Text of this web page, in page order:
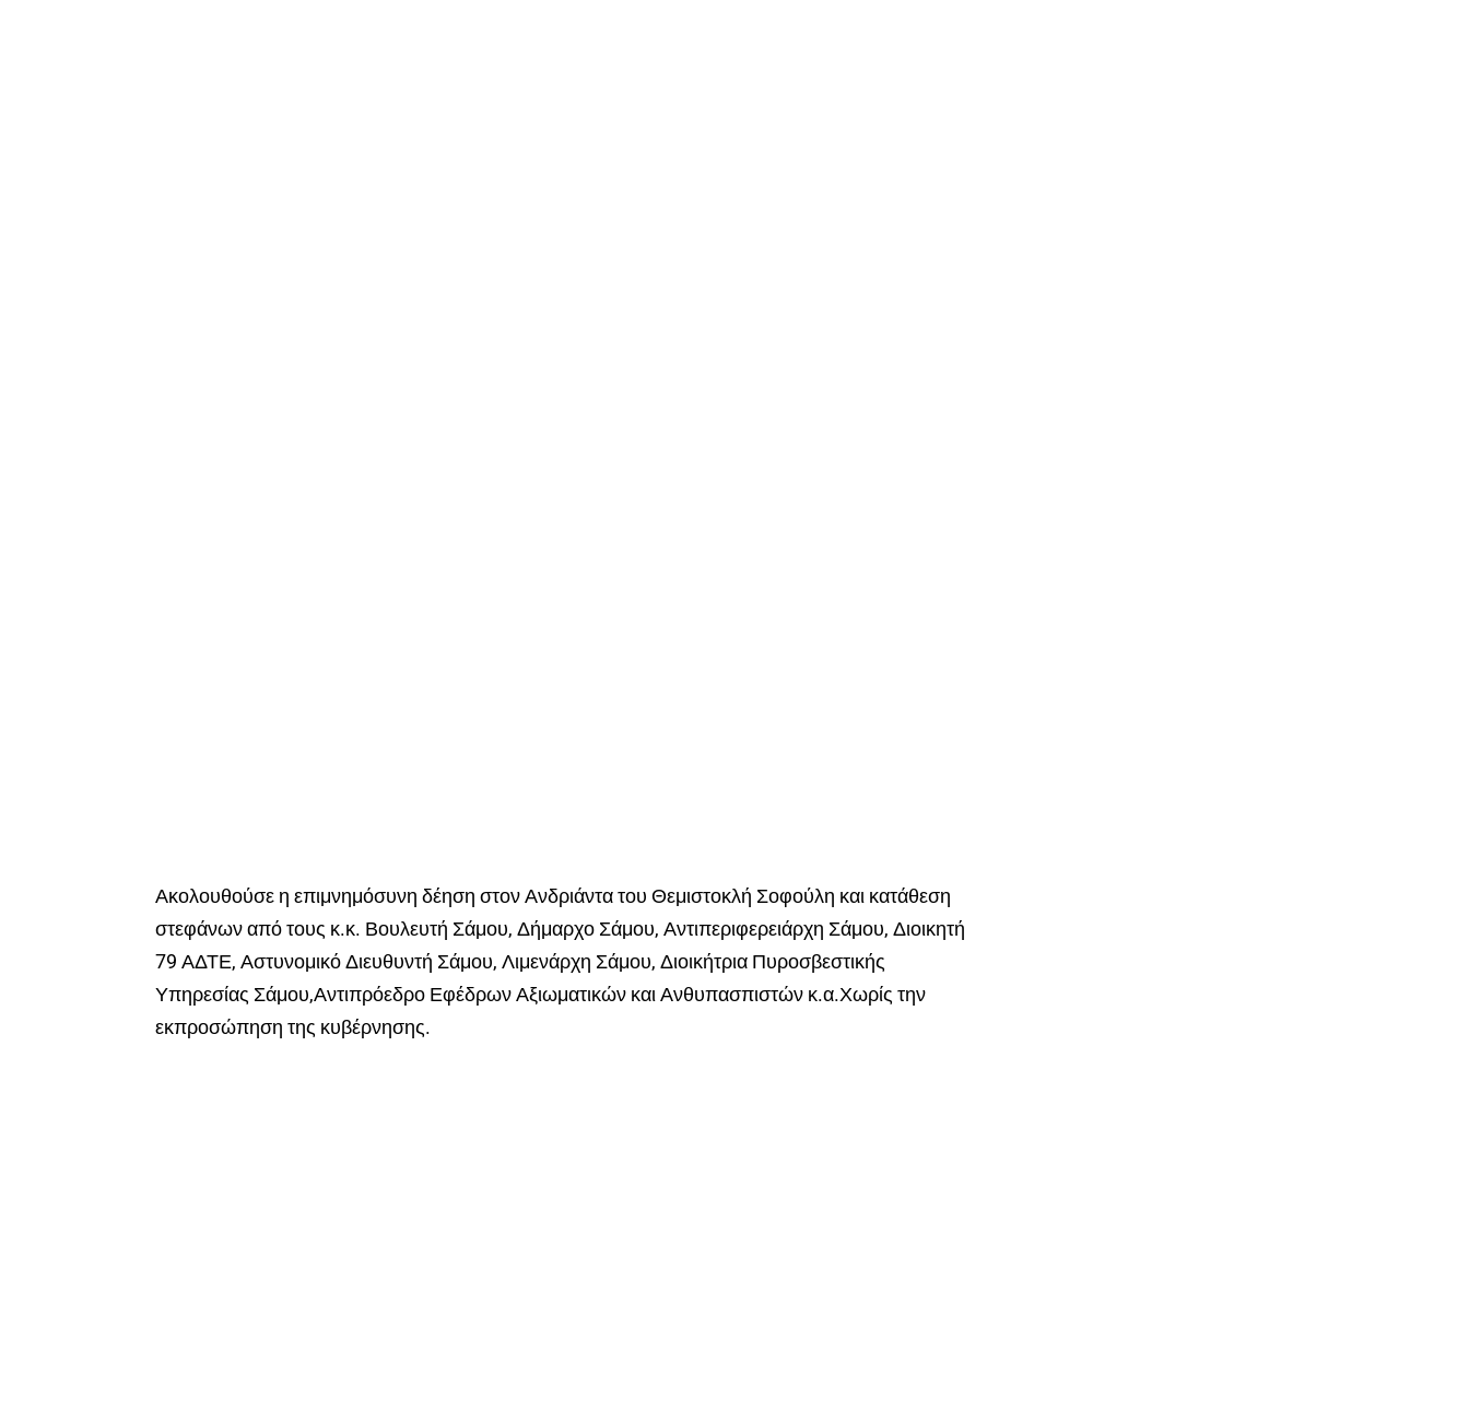
Ακολουθούσε η επιμνημόσυνη δέηση στον Ανδριάντα του Θεμιστοκλή Σοφούλη και κατάθεση
στεφάνων από τους κ.κ. Βουλευτή Σάμου, Δήμαρχο Σάμου, Αντιπεριφερειάρχη Σάμου, Διοικητή
79 ΑΔΤΕ, Αστυνομικό Διευθυντή Σάμου, Λιμενάρχη Σάμου, Διοικήτρια Πυροσβεστικής
Υπηρεσίας Σάμου,Αντιπρόεδρο Εφέδρων Αξιωματικών και Ανθυπασπιστών κ.α.Χωρίς την
εκπροσώπηση της κυβέρνησης.